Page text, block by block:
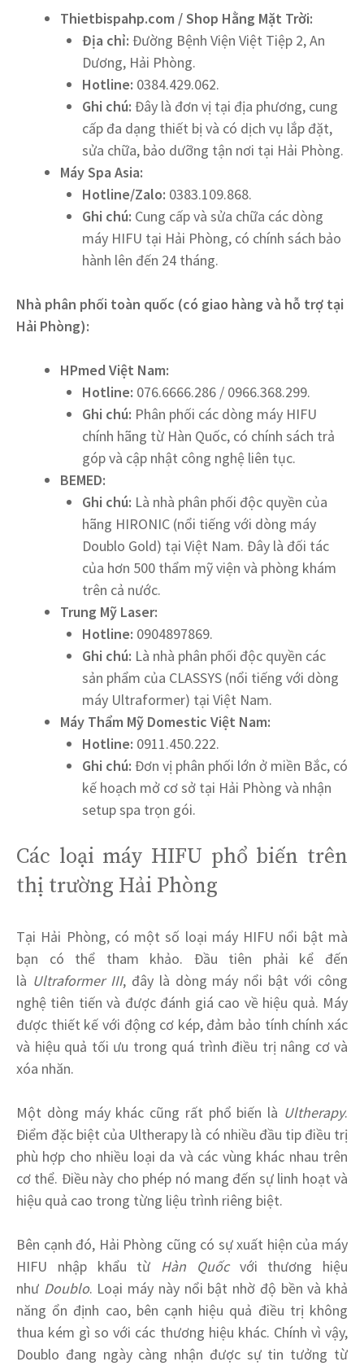
Thietbispahp.com / Shop Hằng Mặt Trời:
Địa chỉ: Đường Bệnh Viện Việt Tiệp 2, An
Dương, Hải Phòng.
Hotline: 0384.429.062.
Ghi chú: Đây là đơn vị tại địa phương, cung
cấp đa dạng thiết bị và có dịch vụ lắp đặt,
sửa chữa, bảo dưỡng tận nơi tại Hải Phòng.
Máy Spa Asia:
Hotline/Zalo: 0383.109.868.
Ghi chú: Cung cấp và sửa chữa các dòng
máy HIFU tại Hải Phòng, có chính sách bảo
hành lên đến 24 tháng.
Nhà phân phối toàn quốc (có giao hàng và hỗ trợ tại
Hải Phòng):
HPmed Việt Nam:
Hotline: 076.6666.286 / 0966.368.299.
Ghi chú: Phân phối các dòng máy HIFU
chính hãng từ Hàn Quốc, có chính sách trả
góp và cập nhật công nghệ liên tục.
BEMED:
Ghi chú: Là nhà phân phối độc quyền của
hãng HIRONIC (nổi tiếng với dòng máy
Doublo Gold) tại Việt Nam. Đây là đối tác
của hơn 500 thẩm mỹ viện và phòng khám
trên cả nước.
Trung Mỹ Laser:
Hotline: 0904897869.
Ghi chú: Là nhà phân phối độc quyền các
sản phẩm của CLASSYS (nổi tiếng với dòng
máy Ultraformer) tại Việt Nam.
Máy Thẩm Mỹ Domestic Việt Nam:
Hotline: 0911.450.222.
Ghi chú: Đơn vị phân phối lớn ở miền Bắc, có
kế hoạch mở cơ sở tại Hải Phòng và nhận
setup spa trọn gói.
Các loại máy HIFU phổ biến trên
thị trường Hải Phòng
Tại Hải Phòng, có một số loại máy HIFU nổi bật mà
bạn có thể tham khảo. Đầu tiên phải kể đến
là Ultraformer III, đây là dòng máy nổi bật với công
nghệ tiên tiến và được đánh giá cao về hiệu quả. Máy
được thiết kế với động cơ kép, đảm bảo tính chính xác
và hiệu quả tối ưu trong quá trình điều trị nâng cơ và
xóa nhăn.
Một dòng máy khác cũng rất phổ biến là Ultherapy.
Điểm đặc biệt của Ultherapy là có nhiều đầu tip điều trị
phù hợp cho nhiều loại da và các vùng khác nhau trên
cơ thể. Điều này cho phép nó mang đến sự linh hoạt và
hiệu quả cao trong từng liệu trình riêng biệt.
Bên cạnh đó, Hải Phòng cũng có sự xuất hiện của máy
HIFU nhập khẩu từ Hàn Quốcvới thương hiệu
như Doublo. Loại máy này nổi bật nhờ độ bền và khả
năng ổn định cao, bên cạnh hiệu quả điều trị không
thua kém gì so với các thương hiệu khác. Chính vì vậy,
Doublo đang ngày càng nhận được sự tin tưởng từ